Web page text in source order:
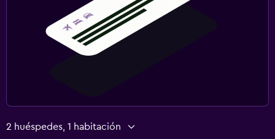
2 huéspedes, 1 habitación